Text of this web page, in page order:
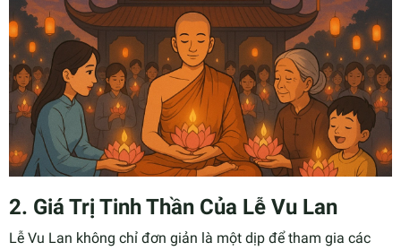
2. Giá Trị Tinh Thần Của Lễ Vu Lan
Lễ Vu Lan không chỉ đơn giản là một dịp để tham gia các